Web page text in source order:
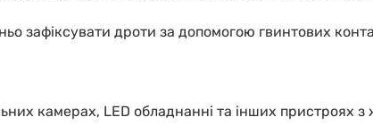
зафіксувати дроти за допомогою гвинтових
камерах, LED обладнанні та інших пристроях